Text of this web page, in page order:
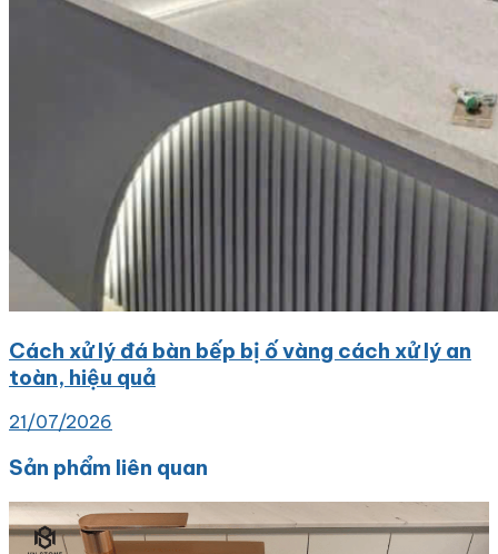
Cách xử lý đá bàn bếp bị ố vàng cách xử lý an
toàn, hiệu quả
21/07/2026
Sản phẩm liên quan